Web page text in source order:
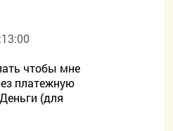
чтобы мне
платежную
(для